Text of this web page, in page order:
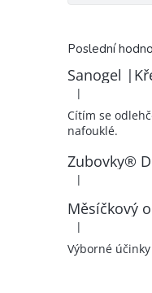
Poslední
Hodnocení
|
Cítím se
nafouklé.
Hodnocení
|
Měsíčkový
Hodnocení
|
Výborné účinky